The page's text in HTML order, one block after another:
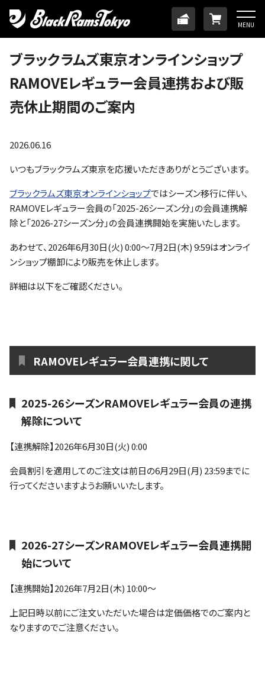
MENU
TICKET
HOME
チーム
アカデミー
SDGs・ホームタウン
ファンクラブ
ブラックラムズ東京オンラインショップ
RAMOVEレギュラー会員連携および販
売休止期間のご案内
2026.06.16
いつもブラックラムズ東京を応援いただきありがとうございます。
ブラックラムズ東京オンラインショップではシーズン移行に伴い、
RAMOVEレギュラー会員の「2025-26シーズン分」の会員連携解
除と「2026-27シーズン分」の会員連携開始を実施いたします。
あわせて、2026年6月30日(火) 0:00～7月2日(木) 9:59はオンライ
ンショップ棚卸により販売を休止します。
詳細は以下をご確認ください。
RAMOVEレギュラー会員連携に関して
2025-26シーズンRAMOVEレギュラー会員の連携
解除について
【連携解除】2026年6月30日(火) 0:00
会員割引を適用してのご注文は前日の6月29日(月) 23:59までに
行ってくださいますようお願いいたします。
2026-27シーズンRAMOVEレギュラー会員連携開
始について
【連携開始】2026年7月2日(木) 10:00～
上記日時以前にご注文いただいた場合は定価価格でのご案内と
なりますのでご注意ください。